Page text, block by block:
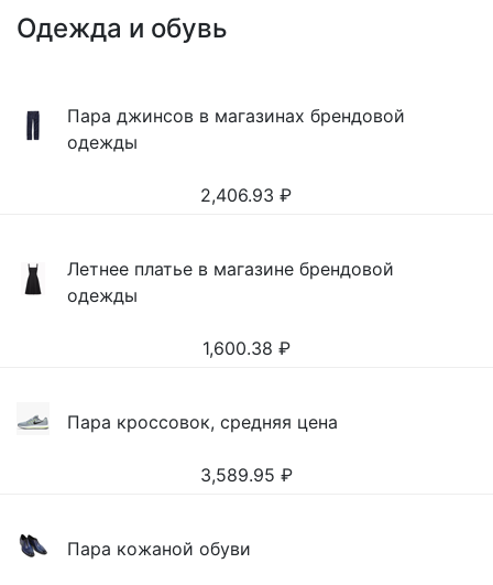
Одежда и обувь
Пара джинсов в магазинах брендовой
одежды
2,406.93 ₽
Летнее платье в магазине брендовой
одежды
1,600.38 ₽
Пара кроссовок, средняя цена
3,589.95 ₽
Пара кожаной обуви